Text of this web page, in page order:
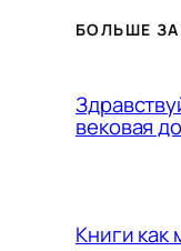
БОЛЬШЕ
вековая
Книги как